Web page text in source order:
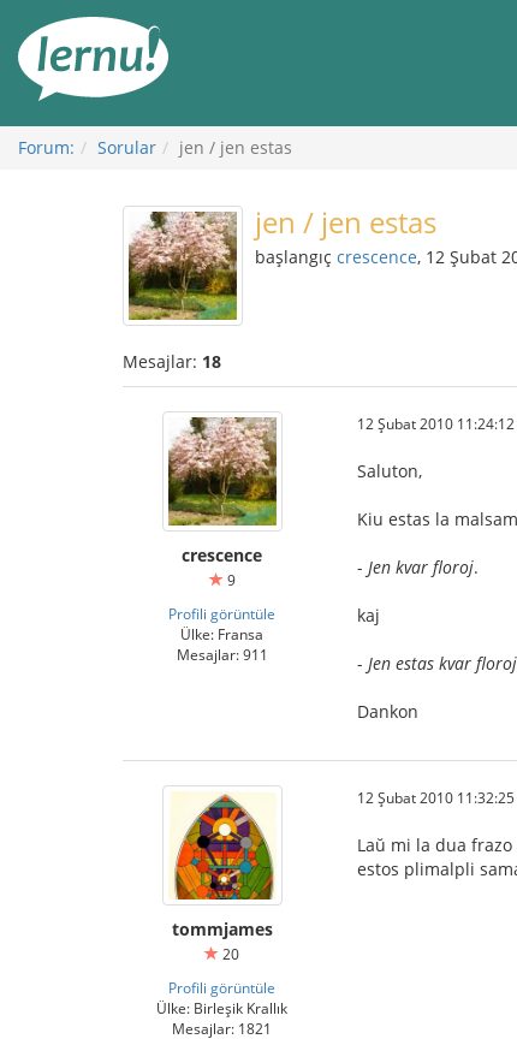
Görüntüleme
Forum: Sorular jen / jen estas
jen / jen estas
başlangıç crescence, 12 Şubat
Mesajlar: 18
crescence
9
Profili görüntüle
Ülke: Fransa
Mesajlar: 911
12 Şubat 2010 11:24:12
Saluton,
Kiu estas la
- Jen kvar floroj.
kaj
- Jen estas kvar floroj
Dankon
tommjames
20
Profili görüntüle
Ülke: Birleşik Krallık
Mesajlar: 1821
12 Şubat 2010 11:32:25
Laŭ mi la dua
estos plimalpli